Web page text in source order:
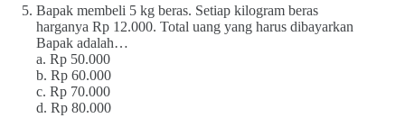
Bapak membeli 5 kg beras. Setiap kilogram beras
harganya Rp 12.000. Total uang yang harus dibayarkan
Bapak adalah…
a. Rp 50.000
b. Rp 60.000
c. Rp 70.000
d. Rp 80.000